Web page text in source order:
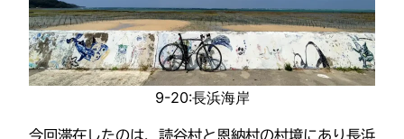
9-20:長浜海岸
今回滞在したのは、読谷村と恩納村の村境にあり長浜